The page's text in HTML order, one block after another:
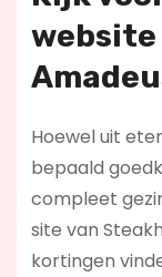
website
Hoewel uit
bepaald
compleet
site van
kortingen